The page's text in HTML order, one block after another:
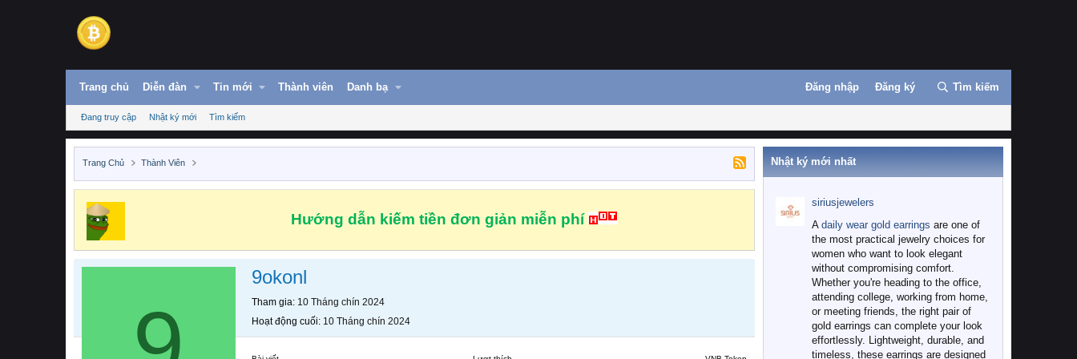
Trang chủ Diễn đàn Tin mới Thành viên Danh bạ Đăng nhập Đăng ký Tìm kiếm
Đang truy cập Nhật ký mới Tìm kiếm
Trang Chủ Thành Viên
Hướng dẫn kiếm tiền đơn giản miễn phí
9okonl
Tham gia 10 Tháng chín 2024
Hoạt động cuối 10 Tháng chín 2024
Nhật ký mới nhất
siriusjewelers
A daily wear gold earrings are one of
the most practical jewelry choices for
women who want to look elegant
without compromising comfort.
Whether you're heading to the office,
attending college, working from home,
or meeting friends, the right pair of
gold earrings can complete your look
effortlessly. Lightweight, durable, and
timeless, these earrings are designed